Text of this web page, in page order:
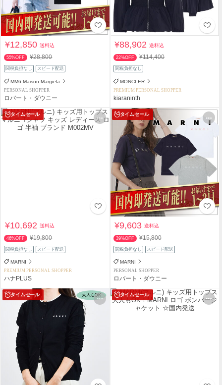
¥12,850送料込
55%OFF ¥28,800
関税負担なし スピード配送
MM6 Maison Margiela
PERSONAL SHOPPER
ロバート・ダウニー
¥88,902送料込
22%OFF ¥114,400
関税負担なし
MONCLER
PREMIUM PERSONAL SHOPPER
kiaraninth
タイムセール
¥10,692送料込
46%OFF ¥19,800
関税負担なし スピード配送
MARNI
PREMIUM PERSONAL SHOPPER
ハナPLUS
タイムセール
¥9,603送料込
39%OFF ¥15,800
関税負担なし スピード配送
MARNI
PERSONAL SHOPPER
ロバート・ダウニー
タイムセール タイムセール